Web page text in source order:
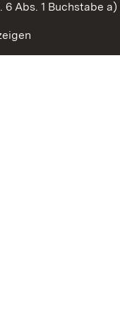
Abs. 1 Buchstabe a)